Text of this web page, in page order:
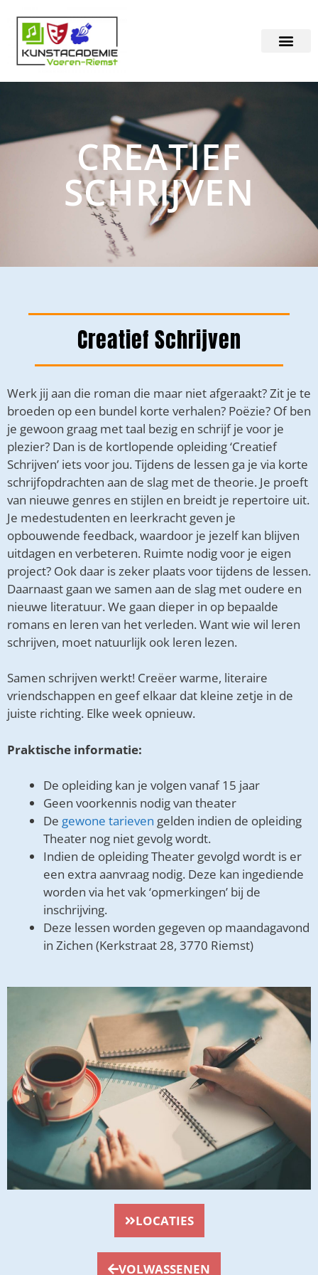
CREATIEF
SCHRIJVEN
Creatief Schrijven
Werk jij aan die roman die maar niet afgeraakt? Zit je te
broeden op een bundel korte verhalen? Poëzie? Of ben
je gewoon graag met taal bezig en schrijf je voor je
plezier? Dan is de kortlopende opleiding ‘Creatief
Schrijven’ iets voor jou. Tijdens de lessen ga je via korte
schrijfopdrachten aan de slag met de theorie. Je proeft
van nieuwe genres en stijlen en breidt je repertoire uit.
Je medestudenten en leerkracht geven je
opbouwende feedback, waardoor je jezelf kan blijven
uitdagen en verbeteren. Ruimte nodig voor je eigen
project? Ook daar is zeker plaats voor tijdens de lessen.
Daarnaast gaan we samen aan de slag met oudere en
nieuwe literatuur. We gaan dieper in op bepaalde
romans en leren van het verleden. Want wie wil leren
schrijven, moet natuurlijk ook leren lezen.
Samen schrijven werkt! Creëer warme, literaire
vriendschappen en geef elkaar dat kleine zetje in de
juiste richting. Elke week opnieuw.
Praktische informatie:
De opleiding kan je volgen vanaf 15 jaar
Geen voorkennis nodig van theater
De gewone tarieven gelden indien de opleiding
Theater nog niet gevolg wordt.
Indien de opleiding Theater gevolgd wordt is er
een extra aanvraag nodig. Deze kan ingediende
worden via het vak ‘opmerkingen’ bij de
inschrijving.
Deze lessen worden gegeven op maandagavond
in Zichen (Kerkstraat 28, 3770 Riemst)
LOCATIES
VOLWASSENEN